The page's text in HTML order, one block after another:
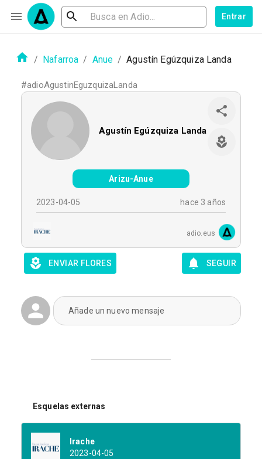
Entrar
/ Nafarroa / Anue / Agustín Egúzquiza Landa
#adioAgustinEguzquizaLanda
Agustín Egúzquiza Landa
Arizu-Anue
2023-04-05 hace 3 años
adio.eus
ENVIAR FLORES SEGUIR
Añade un nuevo mensaje
Esquelas externas
Irache
2023-04-05